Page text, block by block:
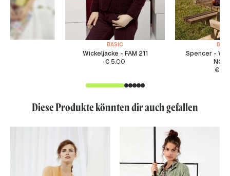
BASIC
Wickeljacke - FAM 211
€ 5.00
Spencer -
€
Diese Produkte könnten dir auch gefallen